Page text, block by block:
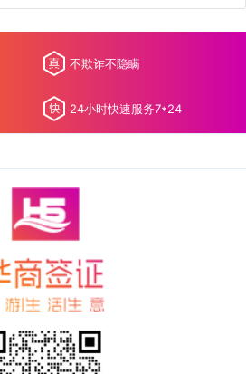
不欺诈不隐瞒
24小时快速服务7*24